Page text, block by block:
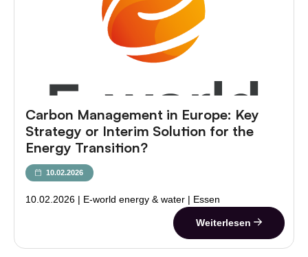
Carbon Management in Europe: Key
Strategy or Interim Solution for the
Energy Transition?
10.02.2026
10.02.2026 | E-world energy & water | Essen
Weiterlesen